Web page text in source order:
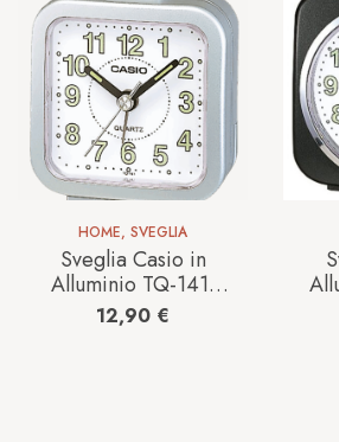
HOME, SVEGLIA
Sveglia Casio in
Alluminio TQ-141-
8EF
12,90 €